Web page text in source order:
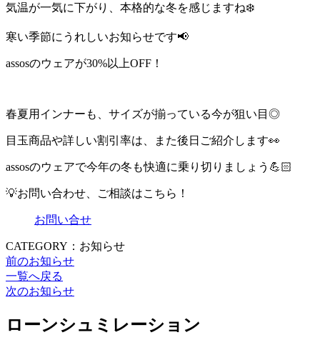
気温が一気に下がり、本格的な冬を感じますね❄️
寒い季節にうれしいお知らせです📢
assosのウェアが30%以上OFF！
春夏用インナーも、サイズが揃っている今が狙い目◎
目玉商品や詳しい割引率は、また後日ご紹介します👀
assosのウェアで今年の冬も快適に乗り切りましょう💪🏻
💡お問い合わせ、ご相談はこちら！
お問い合せ
CATEGORY：お知らせ
前のお知らせ
一覧へ戻る
次のお知らせ
ローンシュミレーション